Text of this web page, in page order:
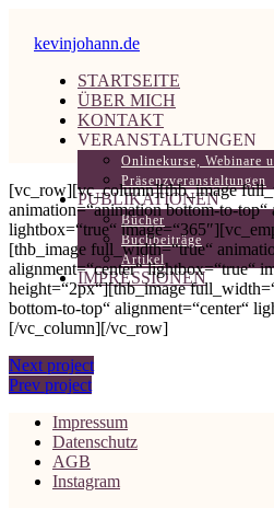
kevinjohann.de
STARTSEITE
ÜBER MICH
KONTAKT
VERANSTALTUNGEN
Onlinekurse, Webinare
Präsenzveranstaltungen
PUBLIKATIONEN
Bücher
Buchbeiträge
Artikel
IMPRESSIONEN
[vc_row][vc_column][thb_image
animation=“animation bottom-to-top“
lightbox=“true“
[thb_image full_width=“true“
alignment=“center“ lightbox=“true“
height=“2px“][thb_image
bottom-to-top“ alignment=“center“
[/vc_column][/vc_row]
Next project
Prev project
Impressum
Datenschutz
AGB
Instagram